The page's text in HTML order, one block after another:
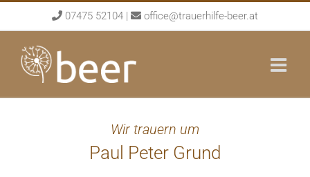
to
content
07475 52104 | office@trauerhilfe-beer.at
Wir trauern um
Paul Peter Grund